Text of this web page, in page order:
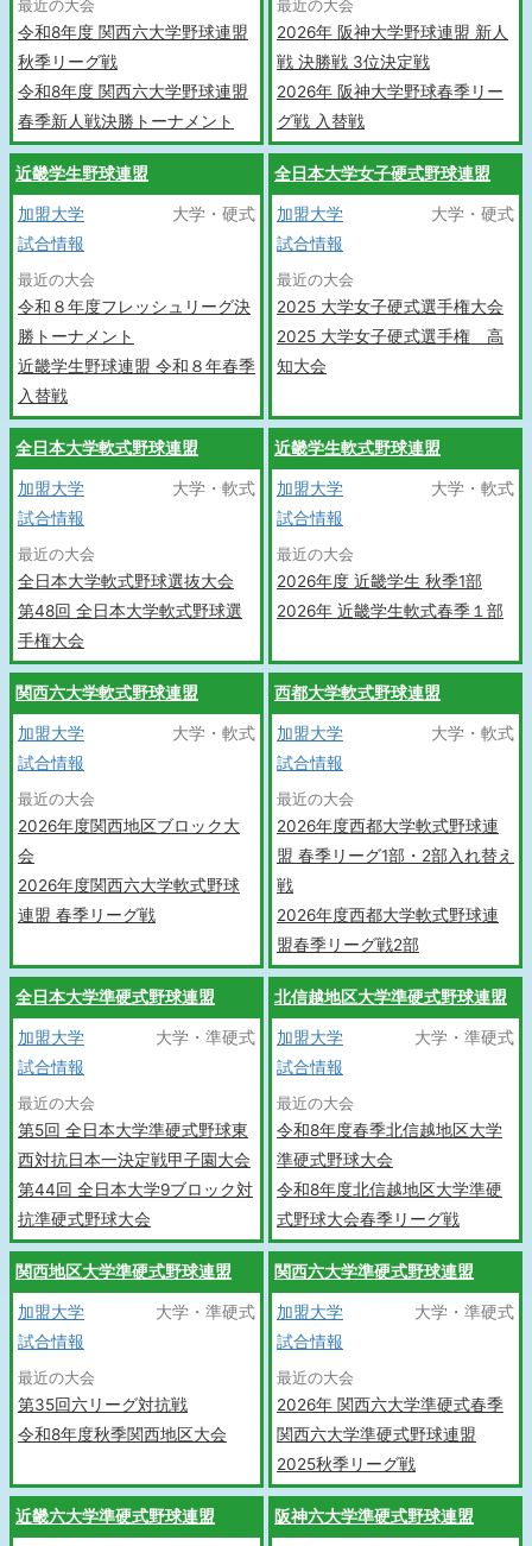
最近の大会
令和8年度 関西六大学野球連盟
秋季リーグ戦
令和8年度 関西六大学野球連盟
春季新人戦決勝トーナメント
最近の大会
2026年 阪神大学野球連盟 新人
戦 決勝戦 3位決定戦
2026年 阪神大学野球春季リー
グ戦 入替戦
近畿学生野球連盟
加盟大学
大学・硬式
試合情報
最近の大会
令和８年度フレッシュリーグ決
勝トーナメント
近畿学生野球連盟 令和８年春季
入替戦
全日本大学女子硬式野球連盟
加盟大学
大学・硬式
試合情報
最近の大会
2025 大学女子硬式選手権大会
2025 大学女子硬式選手権 高
知大会
全日本大学軟式野球連盟
加盟大学
大学・軟式
試合情報
最近の大会
全日本大学軟式野球選抜大会
第48回 全日本大学軟式野球選
手権大会
近畿学生軟式野球連盟
加盟大学
大学・軟式
試合情報
最近の大会
2026年度 近畿学生 秋季1部
2026年 近畿学生軟式春季１部
関西六大学軟式野球連盟
加盟大学
大学・軟式
試合情報
最近の大会
2026年度関西地区ブロック大
会
2026年度関西六大学軟式野球
連盟 春季リーグ戦
西都大学軟式野球連盟
加盟大学
大学・軟式
試合情報
最近の大会
2026年度西都大学軟式野球連
盟 春季リーグ1部・2部入れ替え
戦
2026年度西都大学軟式野球連
盟春季リーグ戦2部
全日本大学準硬式野球連盟
加盟大学
大学・準硬式
試合情報
最近の大会
第5回 全日本大学準硬式野球東
西対抗日本一決定戦甲子園大会
第44回 全日本大学9ブロック対
抗準硬式野球大会
北信越地区大学準硬式野球連盟
加盟大学
大学・準硬式
試合情報
最近の大会
令和8年度春季北信越地区大学
準硬式野球大会
令和8年度北信越地区大学準硬
式野球大会春季リーグ戦
関西地区大学準硬式野球連盟
加盟大学
大学・準硬式
試合情報
最近の大会
第35回六リーグ対抗戦
令和8年度秋季関西地区大会
関西六大学準硬式野球連盟
加盟大学
大学・準硬式
試合情報
最近の大会
2026年 関西六大学準硬式春季
関西六大学準硬式野球連盟
2025秋季リーグ戦
近畿六大学準硬式野球連盟 阪神六大学準硬式野球連盟